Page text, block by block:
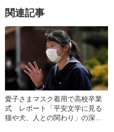
関連記事
愛子さまマスク着用で高校卒業
式 レポート「平安文学に見る
猫や犬、人との関わり」の深い